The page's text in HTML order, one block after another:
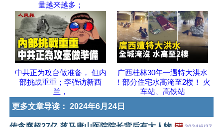
量越来越多；
中共正为攻台做准备， 但内
部挑战重重；李强访新西
兰，
广西桂林30年一遇特大洪水
！部分住宅水高淹至2楼！ 火
车站、高铁站
更多文章导读： 2024年6月24日